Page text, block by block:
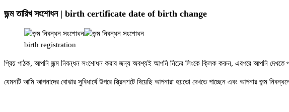
জন্ম তারিখ সংশোধন | birth certificate date of birth change
birth registration
প্রিয় পাঠক, আপনি জন্ম নিবন্ধন সংশোধন করার জন্য অবশ্যই আপনি নিচের লিংকে ক্লিক করুন, এরপরে আপনি দেখতে
যেমনটি আমি আপনাদের বোঝার সুবিধার্থে উপরে স্ক্রিনশটে দিয়েছি আপনারা হয়তো দেখতে পাচ্ছেন এবং আপনার জন্ম